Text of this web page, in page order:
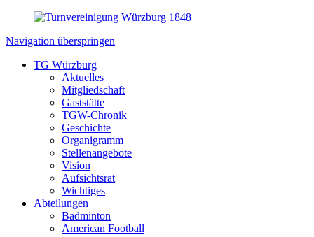
Navigation überspringen
TG Würzburg
Aktuelles
Mitgliedschaft
Gaststätte
TGW-Chronik
Geschichte
Organigramm
Stellenangebote
Vision
Aufsichtsrat
Wichtiges
Abteilungen
Badminton
American Football